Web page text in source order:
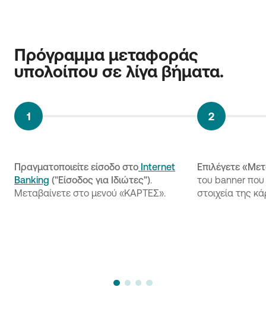
Πρόγραμμα μεταφοράς
υπολοίπου σε λίγα βήματα.
Πραγματοποιείτε είσοδο στο Internet
Banking ("Είσοδος για Ιδιώτες").
Μεταβαίνετε στο μενού «ΚΑΡΤΕΣ».
Επιλέγετε
του banner που
στοιχεία της